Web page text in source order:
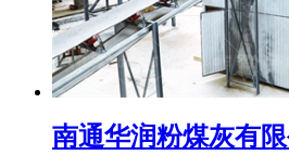
南通华润粉煤灰有限